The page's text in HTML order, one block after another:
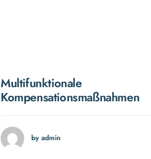
Multifunktionale
Kompensationsmaßnahmen
by admin